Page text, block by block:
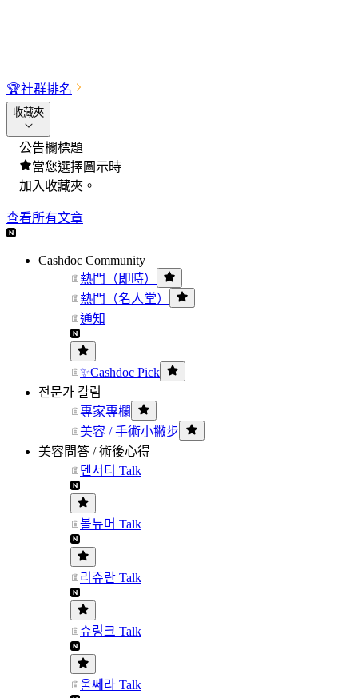
🏆社群排名
收藏夾
公告欄標題
當您選擇圖示時
加入收藏夾。
查看所有文章
Cashdoc Community
熱門（即時）
熱門（名人堂）
通知
✨Cashdoc Pick
전문가 칼럼
專家專欄
美容 / 手術小撇步
美容問答 / 術後心得
덴서티 Talk
볼뉴머 Talk
리쥬란 Talk
슈링크 Talk
울쎄라 Talk